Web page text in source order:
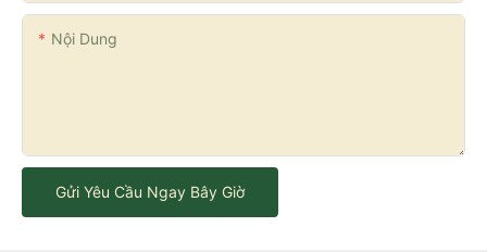
Nội Dung
Gửi Yêu Cầu Ngay Bây Giờ